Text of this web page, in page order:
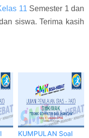
11 Semester 1 dan
siswa. Terima kasih